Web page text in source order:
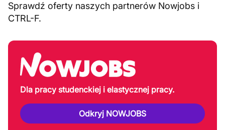
Sprawdź oferty naszych partnerów Nowjobs i
CTRL-F.
Dla pracy studenckiej i elastycznej pracy.
Odkryj NOWJOBS